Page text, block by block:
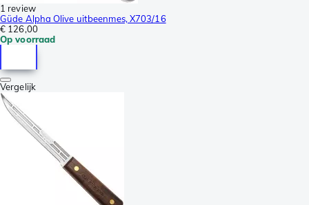
1 review
Güde Alpha Olive uitbeenmes, X703/16
€ 126,00
Op voorraad
Vergelijk